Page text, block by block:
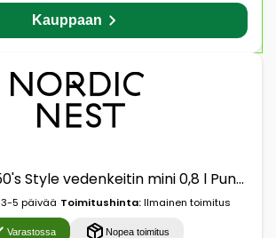
Kauppaan
Smeg Smeg 50's Style vedenkeitin mini 0,8 l Punainen
3-5 päivää Toimitushinta:Ilmainen toimitus
Varastossa Nopea toimitus